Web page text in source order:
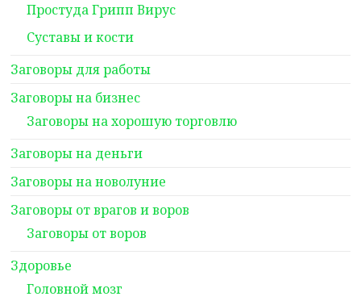
Простуда Грипп Вирус
Суставы и кости
Заговоры для работы
Заговоры на бизнес
Заговоры на хорошую торговлю
Заговоры на деньги
Заговоры на новолуние
Заговоры от врагов и воров
Заговоры от воров
Здоровье
Головной мозг